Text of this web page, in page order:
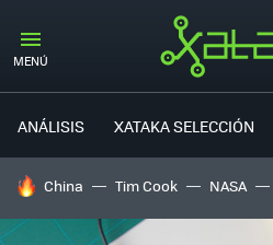
MENÚ
ANÁLISIS XATAKA SELECCIÓN
HOY SE HABLA DE
China Tim Cook NASA